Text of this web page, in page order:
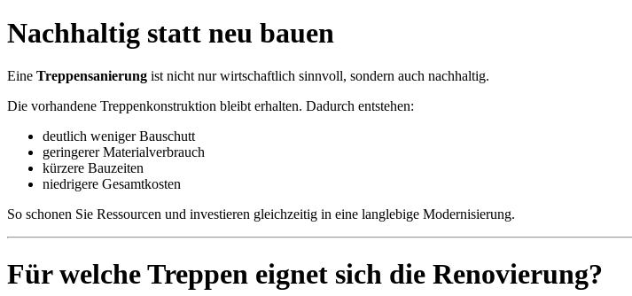
Nachhaltig statt neu bauen
Eine Treppensanierung ist nicht nur wirtschaftlich sinnvoll, sondern auch nachhaltig.
Die vorhandene Treppenkonstruktion bleibt erhalten. Dadurch entstehen:
deutlich weniger Bauschutt
geringerer Materialverbrauch
kürzere Bauzeiten
niedrigere Gesamtkosten
So schonen Sie Ressourcen und investieren gleichzeitig in eine langlebige Modernisierung.
Für welche Treppen eignet sich die Renovierung?